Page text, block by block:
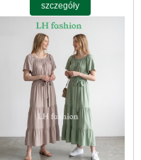
szczegóły